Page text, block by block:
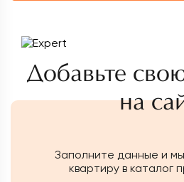
Добавьте
на
Заполните данные и
квартиру в каталог